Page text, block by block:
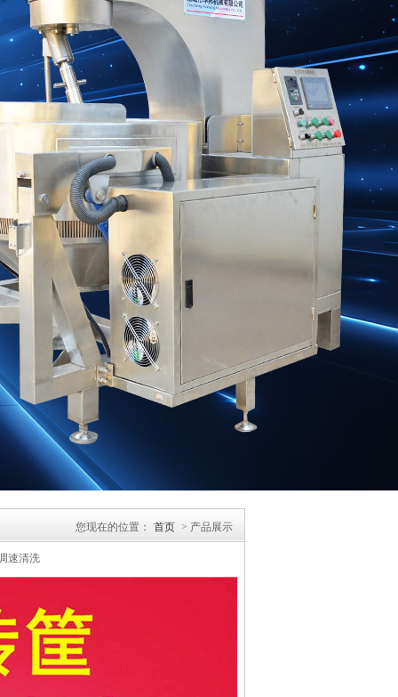
您现在的位置： 首页 > 产品展示
速清洗